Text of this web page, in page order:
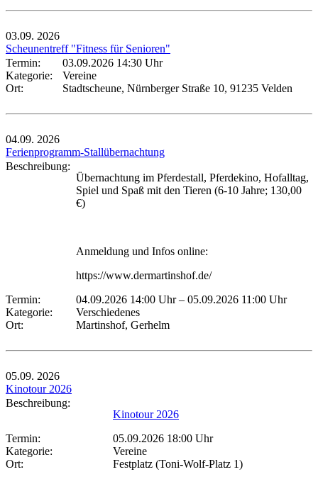
03.09. 2026
Scheunentreff "Fitness für Senioren"
Termin:
03.09.2026 14:30 Uhr
Kategorie:
Vereine
Ort:
Stadtscheune, Nürnberger Straße 10, 91235 Velden
04.09. 2026
Ferienprogramm-Stallübernachtung
Beschreibung:
Übernachtung im Pferdestall, Pferdekino, Hofalltag,
Spiel und Spaß mit den Tieren (6-10 Jahre; 130,00
€)
Anmeldung und Infos online:
https://www.dermartinshof.de/
Termin:
04.09.2026 14:00 Uhr– 05.09.2026 11:00 Uhr
Kategorie:
Verschiedenes
Ort:
Martinshof, Gerhelm
05.09. 2026
Kinotour 2026
Beschreibung:
Kinotour 2026
Termin:
05.09.2026 18:00 Uhr
Kategorie:
Vereine
Ort:
Festplatz (Toni-Wolf-Platz 1)